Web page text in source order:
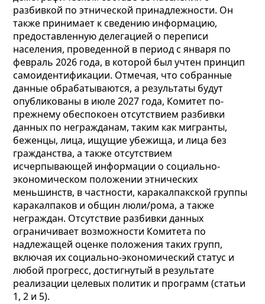
разбивкой по этнической принадлежности. Он
также принимает к сведению информацию,
предоставленную делегацией о переписи
населения, проведенной в период с января по
февраль 2026 года, в которой был учтен принцип
самоидентификации. Отмечая, что собранные
данные обрабатываются, а результаты будут
опубликованы в июле 2027 года, Комитет по-
прежнему обеспокоен отсутствием разбивки
данных по негражданам, таким как мигранты,
беженцы, лица, ищущие убежища, и лица без
гражданства, а также отсутствием
исчерпывающей информации о социально-
экономическом положении этнических
меньшинств, в частности, каракалпакской группы
каракалпаков и общин люли/рома, а также
неграждан. Отсутствие разбивки данных
ограничивает возможности Комитета по
надлежащей оценке положения таких групп,
включая их социально-экономический статус и
любой прогресс, достигнутый в результате
реализации целевых политик и программ (статьи
1, 2 и 5).